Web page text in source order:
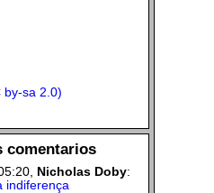
by-sa 2.0)
comentarios
Nicholas Doby:
indiferença